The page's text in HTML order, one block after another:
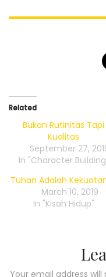
Related
Bukan Rutinitas Tapi
Kualitas
September 27,
In "Character
Tuhan Adalah
March 10, 2019
In "Kisah Hidup"
Your email address